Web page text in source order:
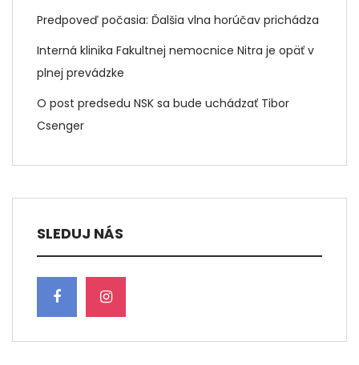
Predpoveď počasia: Ďalšia vlna horúčav prichádza
Interná klinika Fakultnej nemocnice Nitra je opäť v
plnej prevádzke
O post predsedu NSK sa bude uchádzať Tibor
Csenger
SLEDUJ NÁS